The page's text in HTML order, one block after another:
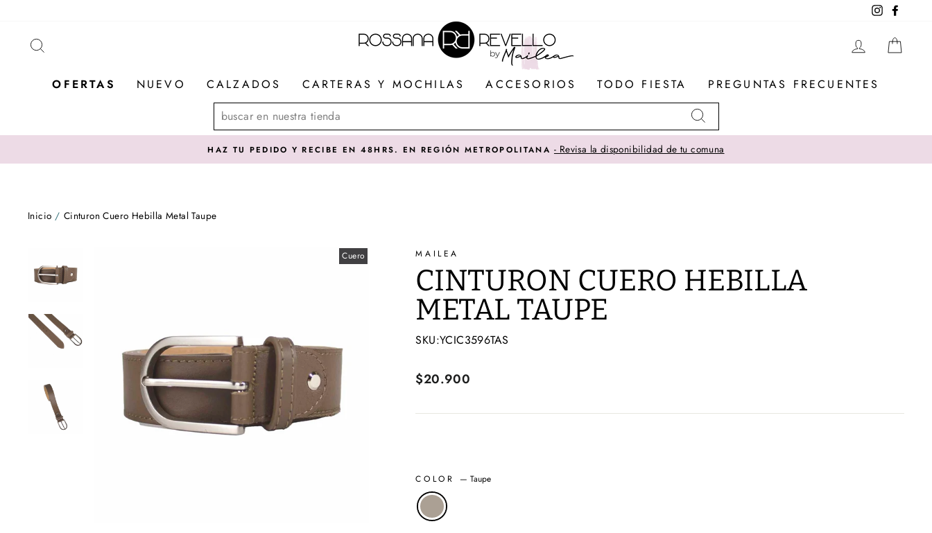
Instagram
OFERTAS NUEVO CALZADOS CARTERAS Y MOCHILAS ACCESORIOS TODO FIESTA PREGUNTAS FRECUENTES
Buscar
EN 48HRS. EN REGIÓN METROPOLITANA - Revisa la disponibilidad de tu comuna
Inicio / Cinturon Cuero Hebilla Metal Taupe
Cuero MAILEA
CINTURON CUERO HEBILLA
METAL TAUPE
SKU:YCIC3596TAS
Precio
$20.900
COLOR — Taupe